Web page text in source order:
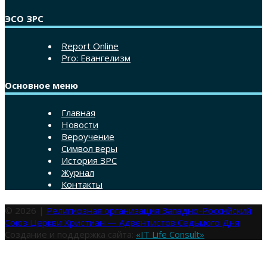
ЭСО ЗРС
Report Online
Pro: Евангелизм
Основное меню
Главная
Новости
Вероучение
Символ веры
История ЗРС
Журнал
Контакты
© 2026 | Религиозная организация Западно-Российский
Союз Церкви Христиан — Адвентистов Седьмого Дня
Создание и поддержка сайта: «IT Life Consult»